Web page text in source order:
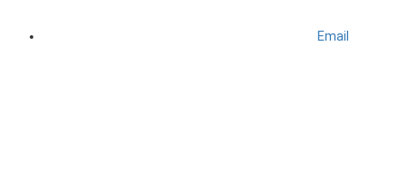
Email